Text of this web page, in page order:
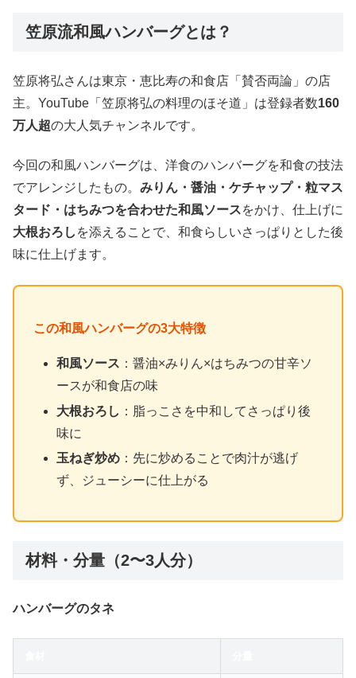
笠原流和風ハンバーグとは？
笠原将弘さんは東京・恵比寿の和食店「賛否両論」の店
主。YouTube「笠原将弘の料理のほそ道」は登録者数160
万人超の大人気チャンネルです。
今回の和風ハンバーグは、洋食のハンバーグを和食の技法
でアレンジしたもの。 みりん・醤油・ケチャップ・粒マス
タード・はちみつを合わせた和風ソースをかけ、仕上げに
大根おろし を添えることで、和食らしいさっぱりとした後
味に仕上げます。
この和風ハンバーグの3大特徴
和風ソース ：醤油×みりん×はちみつの甘辛ソ
ースが和食店の味
大根おろし ：脂っこさを中和してさっぱり後
味に
玉ねぎ炒め ：先に炒めることで肉汁が逃げ
ず、ジューシーに仕上がる
材料・分量（2〜3人分）
ハンバーグのタネ